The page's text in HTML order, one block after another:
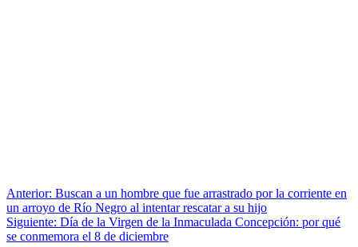
Anterior: Buscan a un hombre que fue arrastrado por la corriente en
un arroyo de Río Negro al intentar rescatar a su hijo
Siguiente: Día de la Virgen de la Inmaculada Concepción: por qué
se conmemora el 8 de diciembre